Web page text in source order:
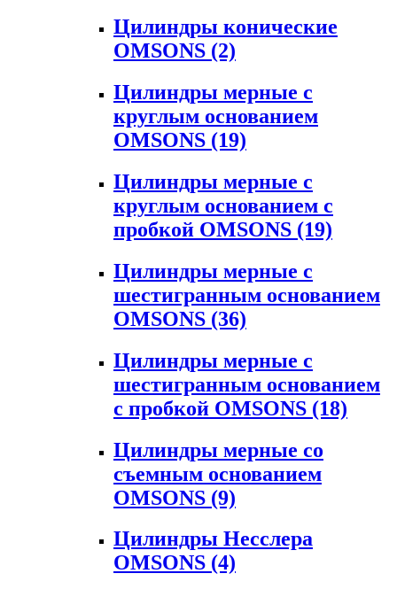
Цилиндры конические
OMSONS (2)
Цилиндры мерные с
круглым основанием
OMSONS (19)
Цилиндры мерные с
круглым основанием с
пробкой OMSONS (19)
Цилиндры мерные с
шестигранным основанием
OMSONS (36)
Цилиндры мерные с
шестигранным основанием
с пробкой OMSONS (18)
Цилиндры мерные со
съемным основанием
OMSONS (9)
Цилиндры Несслера
OMSONS (4)